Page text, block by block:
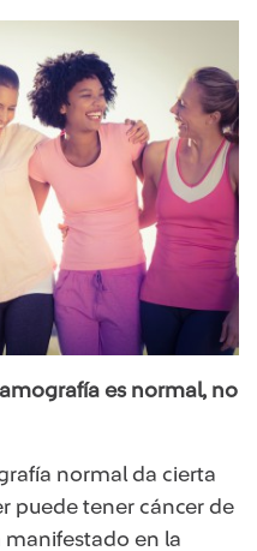
es normal, no
normal da cierta
puede tener cáncer de
manifestado en la